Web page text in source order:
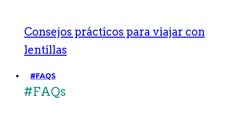
Consejos prácticos para viajar con
lentillas
#FAQS
#FAQs